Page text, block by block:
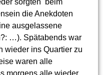
sorgten beim
die Anekdoten
ausgelassene
…). Spätabends war
wieder ins Quartier zu
waren alle